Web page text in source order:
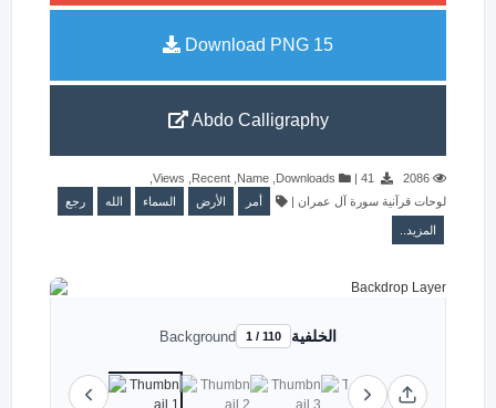
Download PNG 15
Abdo Calligraphy
2086
41
|
Downloads
,
Name
,
Recent
,
Views
,
لوحات قرآنية سورة آل عمران | أمر الأرض السماء الله رجع
المزيد..
Background 1 / 110 الخلفية